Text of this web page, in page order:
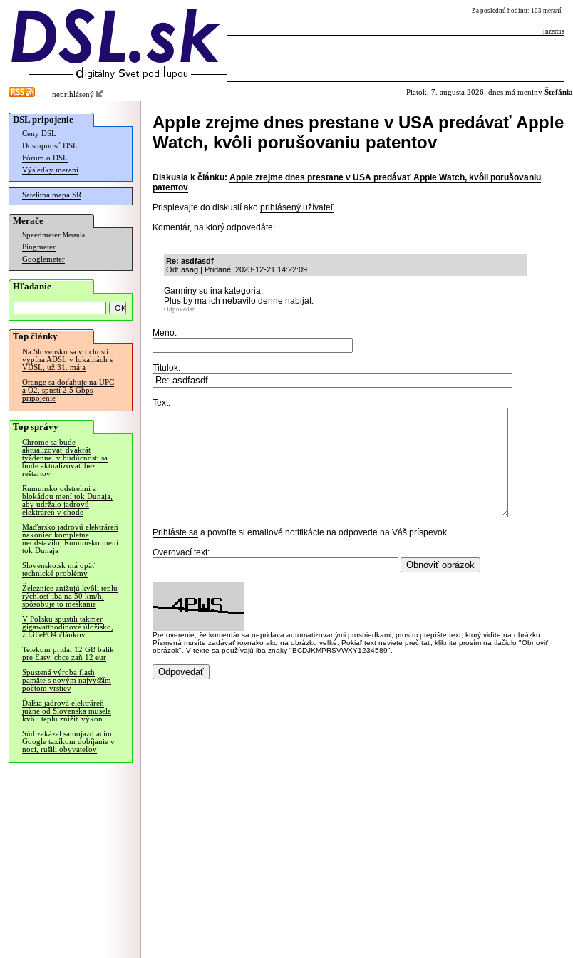
Za poslednú hodinu: 103 meraní
inzercia
neprihlásený Piatok, 7. augusta 2026, dnes má meniny Štefánia
DSL pripojenie
Ceny DSL
Dostupnosť DSL
Fórum o DSL
Výsledky meraní
Satelitná mapa SR
Merače
Speedmeter Merania
Pingmeter
Googlemeter
Hľadanie
Top články
Na Slovensku sa v tichosti
vypína ADSL v lokalitách s
VDSL, už 31. mája
Orange sa doťahuje na UPC
a O2, spustí 2.5 Gbps
pripojenie
Top správy
Chrome sa bude
aktualizovať dvakrát
týždenne, v budúcnosti sa
bude aktualizovať bez
reštartov
Rumunsko odstrelmi a
blokádou mení tok Dunaja,
aby udržalo jadrovú
elektráreň v chode
Maďarsko jadrovú elektráreň
nakoniec kompletne
neodstavilo, Rumunsko mení
tok Dunaja
Slovensko.sk má opäť
technické problémy
Železnice znižujú kvôli teplu
rýchlosť iba na 50 km/h,
spôsobuje to meškanie
V Poľsku spustili takmer
gigawatthodinové úložisko,
z LiFePO4 článkov
Telekom pridal 12 GB balík
pre Easy, chce zaň 12 eur
Spustená výroba flash
pamäte s novým najvyšším
počtom vrstiev
Ďalšia jadrová elektráreň
južne od Slovenska musela
kvôli teplu znížiť výkon
Súd zakázal samojazdiacim
Google taxíkom dobíjanie v
noci, rušili obyvateľov
Apple zrejme dnes prestane v USA predávať Apple
Watch, kvôli porušovaniu patentov
Diskusia k článku: Apple zrejme dnes prestane v USA predávať Apple Watch, kvôli porušovaniu
patentov
Prispievajte do diskusií ako prihlásený užívateľ.
Komentár, na ktorý odpovedáte:
Re: asdfasdf
Od: asag | Pridané: 2023-12-21 14:22:09
Garminy su ina kategoria.
Plus by ma ich nebavilo denne nabijat.
Odpovedať
Meno:
Titulok:
Text:
Prihláste sa a povoľte si emailové notifikácie na odpovede na Váš príspevok.
Overovací text:
Pre overenie, že komentár sa nepridáva automatizovanými prostriedkami, prosím prepíšte text, ktorý vidíte na obrázku.
Písmená musíte zadávať rovnako ako na obrázku veľké. Pokiaľ text neviete prečítať, kliknite prosím na tlačidlo "Obnoviť
obrázok". V texte sa používajú iba znaky "BCDJKMPRSVWXY1234589".